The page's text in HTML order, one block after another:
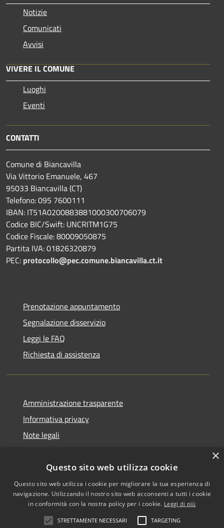
Notizie
Comunicati
Avvisi
VIVERE IL COMUNE
Luoghi
Eventi
CONTATTI
Comune di Biancavilla
Via Vittorio Emanuele, 467
95033 Biancavilla (CT)
Telefono: 095 7600111
IBAN: IT51A0200883881000300706079
Codice BIC/Swift: UNCRITM1G75
Codice Fiscale: 80009050875
Partita IVA: 01826320879
PEC: protocollo@pec.comune.biancavilla.ct.it
Prenotazione appuntamento
Segnalazione disservizio
Leggi le FAQ
Richiesta di assistenza
Amministrazione trasparente
Informativa privacy
Note legali
Accessibilità
Copyright © 2026 • Comune di
Municipium•Accesso
×
Questo sito web utilizza cookie
Questo sito web utilizza i cookie per migliorare la tua esperienza di
navigazione. Utilizzando il nostro sito web acconsenti a tutti i cookie
in conformità con la nostra policy per i cookie. Leggi di più
STRETTAMENTE NECESSARI TARGETING